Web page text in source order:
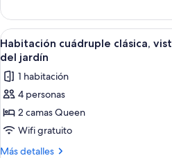
alberca,
junto
a
la
alberca
cuádruple
clásica,
vista
a
alberca,
junto
la
alberca
Abrir
todas
las
fotos
de
Habitación
cuádruple
clásica,
1
Habitación cuádruple clásica,
del jardín
1 habitación
4 personas
2 camas Queen
Wifi gratuito
Más detalles
Más